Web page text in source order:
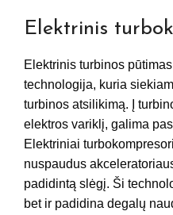
Elektrinis
Elektrinis turbinos
technologija, kuria
turbinos atsilikimą. Į
elektros variklį, galima
Elektriniai
nuspaudus
padidintą slėgį. Ši
bet ir padidina degalų